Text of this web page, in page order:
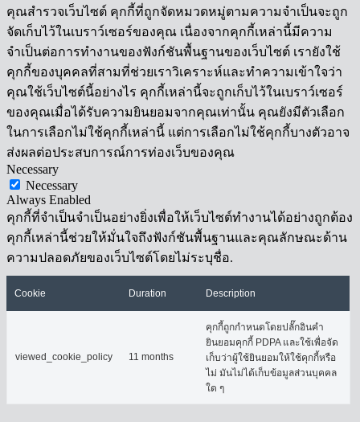
คุณสำรวจเว็บไซต์ คุกกี้ที่ถูกจัดหมวดหมู่ตามความจำเป็นจะถูก
จัดเก็บไว้ในเบราว์เซอร์ของคุณ เนื่องจากคุกกี้เหล่านี้มีความ
จำเป็นต่อการทำงานของฟังก์ชันพื้นฐานของเว็บไซต์ เรายังใช้
คุกกี้ของบุคคลที่สามที่ช่วยเราวิเคราะห์และทำความเข้าใจว่า
คุณใช้เว็บไซต์นี้อย่างไร คุกกี้เหล่านี้จะถูกเก็บไว้ในเบราว์เซอร์
ของคุณเมื่อได้รับความยินยอมจากคุณเท่านั้น คุณยังมีตัวเลือก
ในการเลือกไม่ใช้คุกกี้เหล่านี้ แต่การเลือกไม่ใช้คุกกี้บางตัวอาจ
ส่งผลต่อประสบการณ์การท่องเว็บของคุณ
Necessary
Necessary
Always Enabled
คุกกี้ที่จำเป็นจำเป็นอย่างยิ่งเพื่อให้เว็บไซต์ทำงานได้อย่างถูกต้อง
คุกกี้เหล่านี้ช่วยให้มั่นใจถึงฟังก์ชันพื้นฐานและคุณลักษณะด้าน
ความปลอดภัยของเว็บไซต์โดยไม่ระบุชื่อ.
Cookie Duration Description
viewed_cookie_policy 11 months
คุกกี้ถูกกำหนดโดยปลั๊กอินคำ
ยินยอมคุกกี้ PDPA และใช้เพื่อจัด
เก็บว่าผู้ใช้ยินยอมให้ใช้คุกกี้หรือ
ไม่ มันไม่ได้เก็บข้อมูลส่วนบุคคล
ใด ๆ